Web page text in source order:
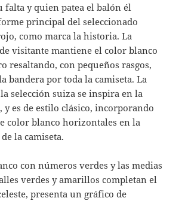
falta y quien patea el balón él
principal del seleccionado
como marca la historia. La
visitante mantiene el color blanco
resaltando, con pequeños rasgos,
bandera por toda la camiseta. La
selección suiza se inspira en la
y es de estilo clásico, incorporando
color blanco horizontales en la
la camiseta.
con números verdes y las medias
verdes y amarillos completan el
presenta un gráfico de